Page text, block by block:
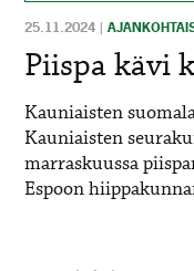
25.11.2024 |
Piispa kävi
Kauniaisten
Kauniaisten
marraskuussa
Espoon